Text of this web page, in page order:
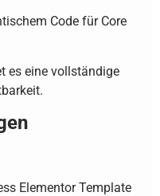
Code für Core
es eine vollständige
Elementor Template